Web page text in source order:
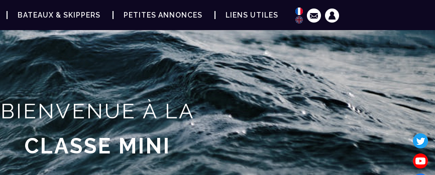
BATEAUX & SKIPPERS PETITES ANNONCES LIENS UTILES
BIENVENUE À LA
CLASSE MINI